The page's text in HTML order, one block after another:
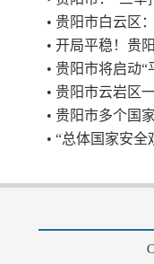
• 贵阳市白云区
• 开局平稳！贵
• 贵阳市将启动
• 贵阳市云岩区
• 贵阳市多个国
• “总体国家安